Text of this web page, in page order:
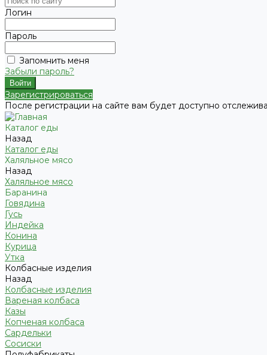
Логин
Пароль
Запомнить меня
Забыли пароль?
Зарегистрироваться
После регистрации на сайте вам будет доступно
Каталог еды
Назад
Каталог еды
Халяльное мясо
Назад
Халяльное мясо
Баранина
Говядина
Гусь
Индейка
Конина
Курица
Утка
Колбасные изделия
Назад
Колбасные изделия
Вареная колбаса
Казы
Копченая колбаса
Сардельки
Сосиски